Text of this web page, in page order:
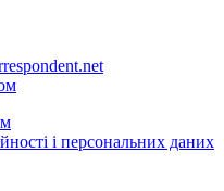
і персональних даних